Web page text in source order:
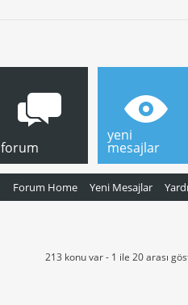
forum
Forum Home Yeni Mesajlar
yeni
mesajlar
213 konu var - 1 ile 20 arası